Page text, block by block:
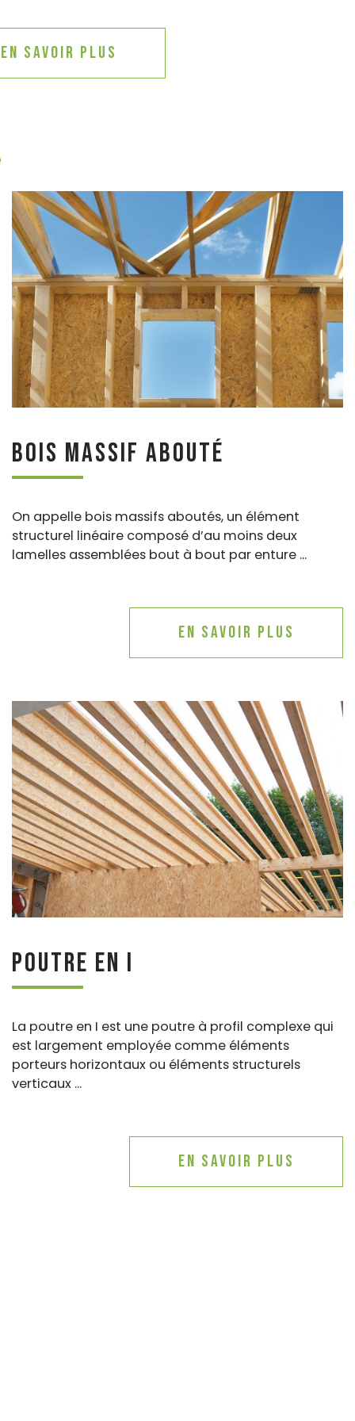
En savoir plus
Bois massif abouté
On appelle bois massifs aboutés, un élément
structurel linéaire composé d’au moins deux
lamelles assemblées bout à bout par enture ...
En savoir plus
Poutre en I
La poutre en I est une poutre à profil complexe qui
est largement employée comme éléments
porteurs horizontaux ou éléments structurels
verticaux ...
En savoir plus